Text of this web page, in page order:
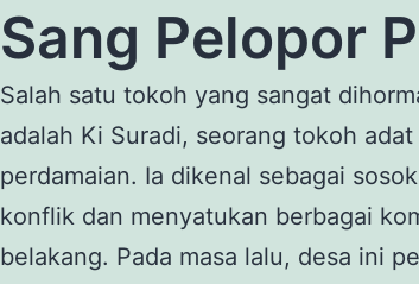
Sang Pelopor
Salah satu tokoh yang sangat
adalah Ki Suradi, seorang tokoh
perdamaian. Ia dikenal sebagai
konflik dan menyatukan berbagai
belakang. Pada masa lalu, desa ini